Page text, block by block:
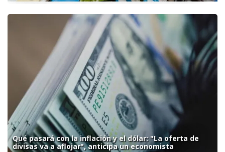
Qué pasará con la inflación y el dólar: "La oferta de
divisas va a aflojar", anticipa un economista